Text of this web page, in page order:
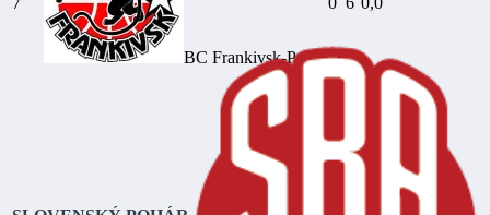
BC Frankivsk-Pryk.